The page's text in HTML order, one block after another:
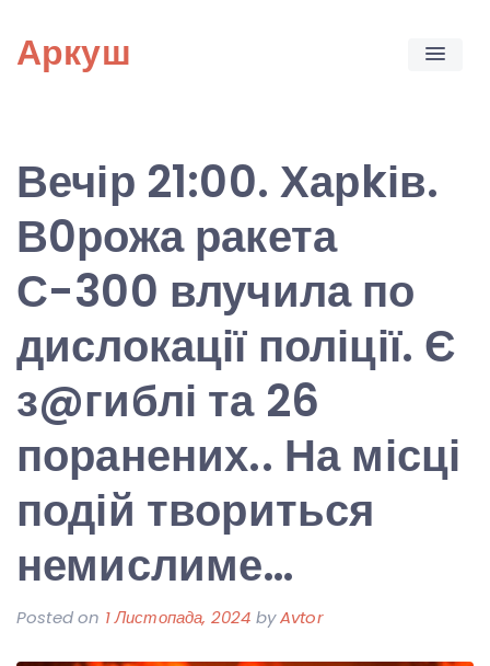
content
Аркуш
Вечір 21:00. Харkів.
В0рожа ракета
С-300 влучила по
дислокації поліції. Є
з@гиблі та 26
поранених.. На місці
подій твориться
немислиме…
Posted on 1 Листопада, 2024 byAvtor